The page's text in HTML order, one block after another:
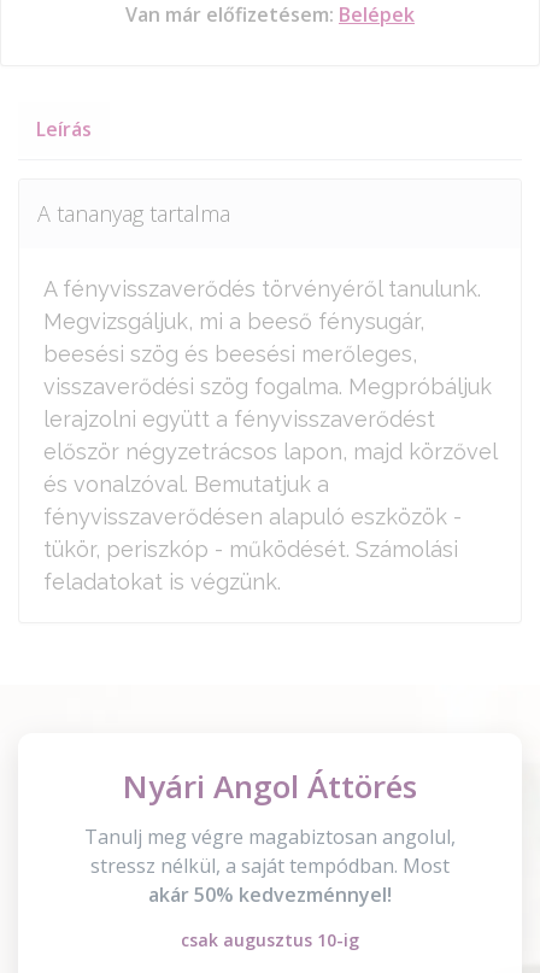
Van már előfizetésem: Belépek
Leírás
A tananyag tartalma
A fényvisszaverődés törvényéről tanulunk.
Megvizsgáljuk, mi a beeső fénysugár,
beesési szög és beesési merőleges,
visszaverődési szög fogalma. Megpróbáljuk
lerajzolni együtt a fényvisszaverődést
először négyzetrácsos lapon, majd körzővel
és vonalzóval. Bemutatjuk a
fényvisszaverődésen alapuló eszközök -
tükör, periszkóp - működését. Számolási
feladatokat is végzünk.
Nyári Angol Áttörés
Tanulj meg végre magabiztosan angolul,
stressz nélkül, a saját tempódban. Most
akár 50% kedvezménnyel!
csak augusztus 10-ig